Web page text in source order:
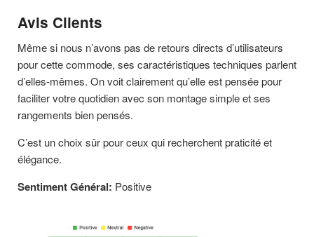
Avis Clients
Même si nous n’avons pas de retours directs d’utilisateurs
pour cette commode, ses caractéristiques techniques parlent
d’elles-mêmes. On voit clairement qu’elle est pensée pour
faciliter votre quotidien avec son montage simple et ses
rangements bien pensés.
C’est un choix sûr pour ceux qui recherchent praticité et
élégance.
Sentiment Général: Positive